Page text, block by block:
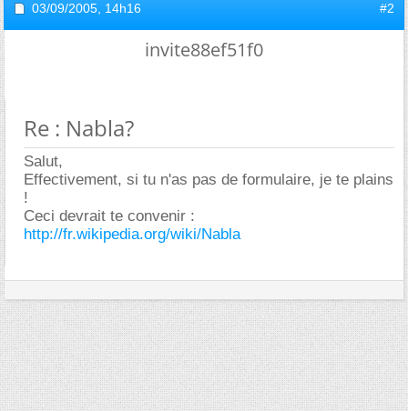
03/09/2005, 14h16 #2
invite88ef51f0
Re : Nabla?
Salut,
Effectivement, si tu n'as pas de formulaire, je te plains
!
Ceci devrait te convenir :
http://fr.wikipedia.org/wiki/Nabla